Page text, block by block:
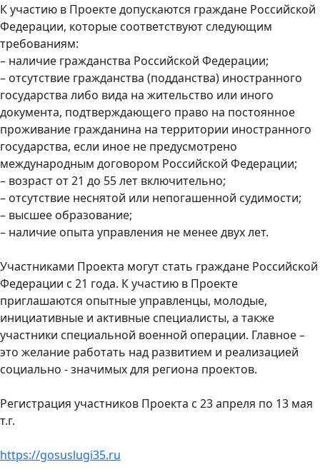
К участию в Проекте допускаются граждане Российской
Федерации, которые соответствуют следующим
требованиям:
– наличие гражданства Российской Федерации;
– отсутствие гражданства (подданства) иностранного
государства либо вида на жительство или иного
документа, подтверждающего право на постоянное
проживание гражданина на территории иностранного
государства, если иное не предусмотрено
международным договором Российской Федерации;
– возраст от 21 до 55 лет включительно;
– отсутствие неснятой или непогашенной судимости;
– высшее образование;
– наличие опыта управления не менее двух лет.
Участниками Проекта могут стать граждане Российской
Федерации с 21 года. К участию в Проекте
приглашаются опытные управленцы, молодые,
инициативные и активные специалисты, а также
участники специальной военной операции. Главное –
это желание работать над развитием и реализацией
социально - значимых для региона проектов.
Регистрация участников Проекта с 23 апреля по 13 мая
т.г.
https://gosuslugi35.ru